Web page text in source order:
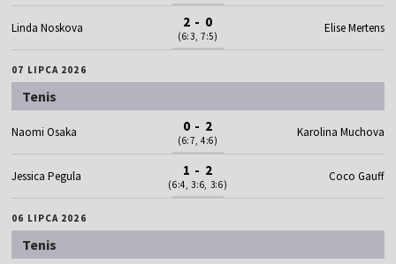
Linda Noskova 2 - 0
(6:3, 7:5)
Elise Mertens
07 LIPCA 2026
Tenis
Naomi Osaka 0 - 2
(6:7, 4:6)
Karolina Muchova
Jessica Pegula 1 - 2
(6:4, 3:6, 3:6)
Coco Gauff
06 LIPCA 2026
Tenis